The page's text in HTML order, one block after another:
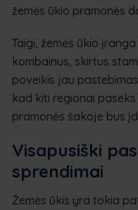
žemės ūkio pramonės
Taigi, žemės ūkio
kombainus, skirtus
poveikis jau
kad kiti regionai
pramonės šakoje bus
Visapusiški
sprendimai
Žemės ūkis yra tokia